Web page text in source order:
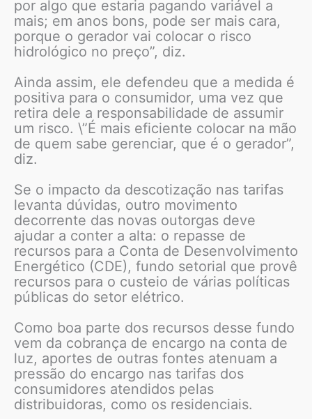
por algo que estaria pagando variável a
mais; em anos bons, pode ser mais cara,
porque o gerador vai colocar o risco
hidrológico no preço”, diz.
Ainda assim, ele defendeu que a medida é
positiva para o consumidor, uma vez que
retira dele a responsabilidade de assumir
um risco. \”É mais eficiente colocar na mão
de quem sabe gerenciar, que é o gerador”,
diz.
Se o impacto da descotização nas tarifas
levanta dúvidas, outro movimento
decorrente das novas outorgas deve
ajudar a conter a alta: o repasse de
recursos para a Conta de Desenvolvimento
Energético (CDE), fundo setorial que provê
recursos para o custeio de várias políticas
públicas do setor elétrico.
Como boa parte dos recursos desse fundo
vem da cobrança de encargo na conta de
luz, aportes de outras fontes atenuam a
pressão do encargo nas tarifas dos
consumidores atendidos pelas
distribuidoras, como os residenciais.